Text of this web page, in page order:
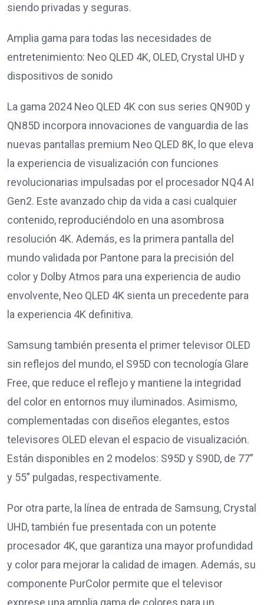
siendo privadas y seguras.
Amplia gama para todas las necesidades de
entretenimiento: Neo QLED 4K, OLED, Crystal UHD y
dispositivos de sonido
La gama 2024 Neo QLED 4K con sus series QN90D y
QN85D incorpora innovaciones de vanguardia de las
nuevas pantallas premium Neo QLED 8K, lo que eleva
la experiencia de visualización con funciones
revolucionarias impulsadas por el procesador NQ4 AI
Gen2. Este avanzado chip da vida a casi cualquier
contenido, reproduciéndolo en una asombrosa
resolución 4K. Además, es la primera pantalla del
mundo validada por Pantone para la precisión del
color y Dolby Atmos para una experiencia de audio
envolvente, Neo QLED 4K sienta un precedente para
la experiencia 4K definitiva.
Samsung también presenta el primer televisor OLED
sin reflejos del mundo, el S95D con tecnología Glare
Free, que reduce el reflejo y mantiene la integridad
del color en entornos muy iluminados. Asimismo,
complementadas con diseños elegantes, estos
televisores OLED elevan el espacio de visualización.
Están disponibles en 2 modelos: S95D y S90D, de 77”
y 55” pulgadas, respectivamente.
Por otra parte, la línea de entrada de Samsung, Crystal
UHD, también fue presentada con un potente
procesador 4K, que garantiza una mayor profundidad
y color para mejorar la calidad de imagen. Además, su
componente PurColor permite que el televisor
exprese una amplia gama de colores para un